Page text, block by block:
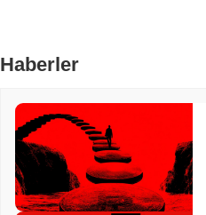
Haberler